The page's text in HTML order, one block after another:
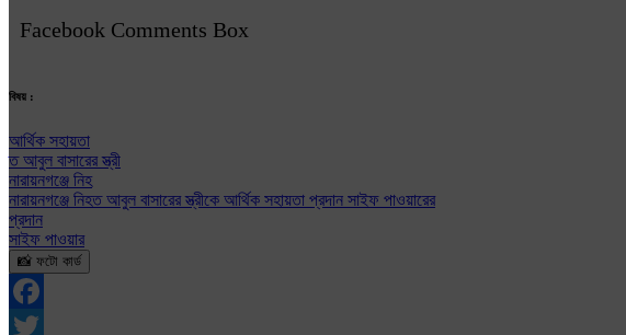
Facebook Comments Box
বিষয় :
আর্থিক সহায়তা
ত আবুল বাসারের স্ত্রী
নারায়নগঞ্জে নিহ
নারায়নগঞ্জে নিহত আবুল বাসারের স্ত্রীকে আর্থিক সহায়তা প্রদান সাইফ পাওয়ারের
প্রদান
সাইফ পাওয়ার
📸 ফটো কার্ড
Facebook